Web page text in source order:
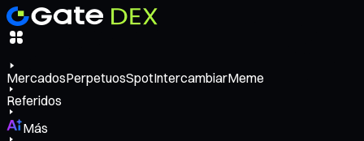
MercadosPerpetuosSpotIntercambiarMeme
Referidos
Más